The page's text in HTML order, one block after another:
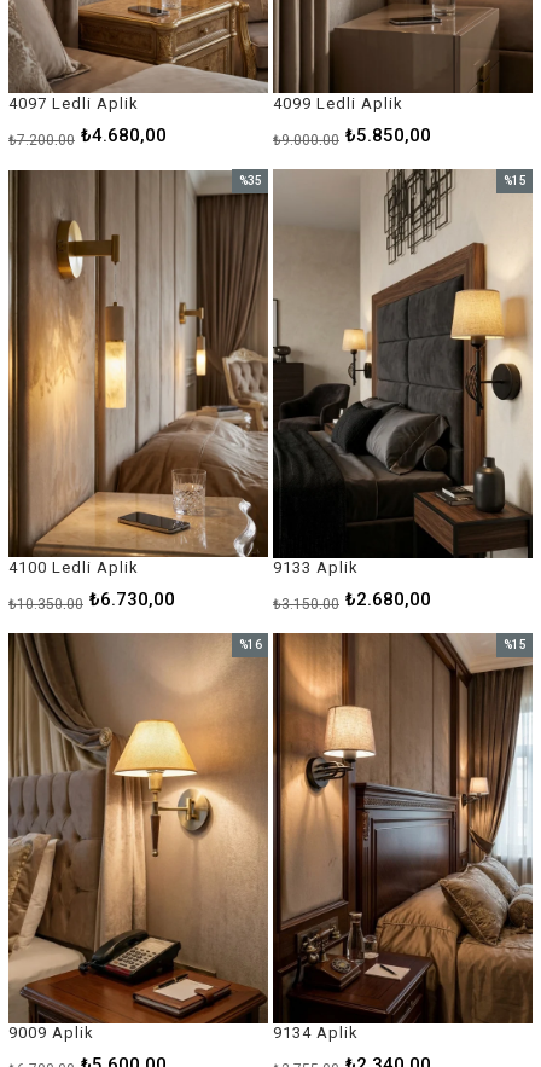
4097 Ledli Aplik
₺4.680,00
₺7.200,00
4099 Ledli Aplik
₺5.850,00
₺9.000,00
4100 Ledli Aplik
₺6.730,00
₺10.350,00
%35
9133 Aplik
₺2.680,00
₺3.150,00
%15
9009 Aplik
%16
%16İndirim
9134 Aplik
%15
İndirim